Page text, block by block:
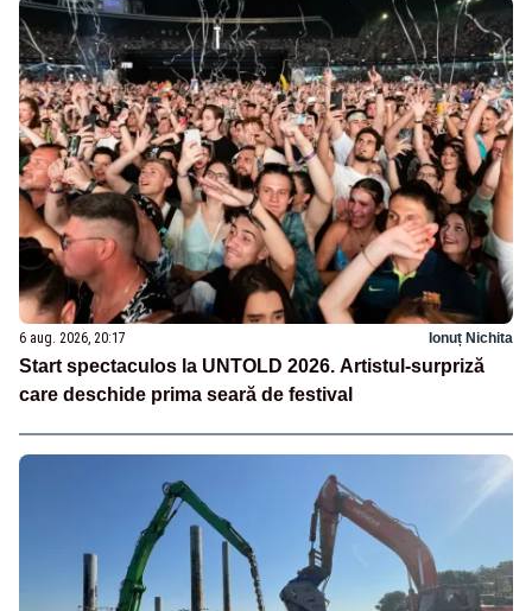
6 aug. 2026, 20:17 Ionuț Nichita
Start spectaculos la UNTOLD 2026. Artistul-surpriză
care deschide prima seară de festival